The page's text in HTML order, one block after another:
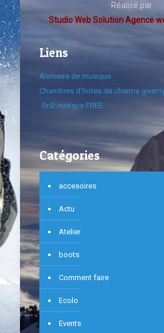
Réalisé par
Studio Web Solution Agence
Liens
Annuaire de musique
Chambres d'hotes de charme
RnB mixtape FREE
Catégories
accesoires
Actu
Atelier
boots
Comment faire
Ecolo
Events